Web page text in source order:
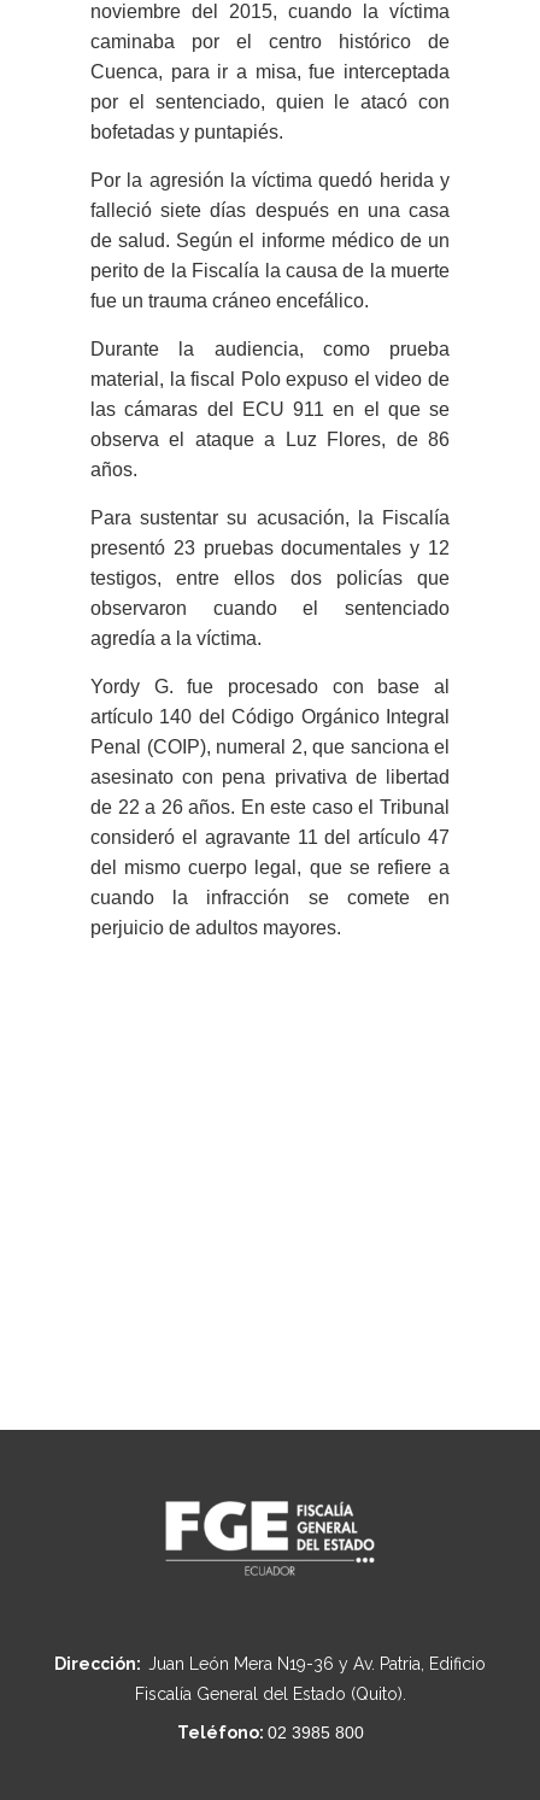
noviembre del 2015, cuando la víctima
caminaba por el centro histórico de
Cuenca, para ir a misa, fue interceptada
por el sentenciado, quien le atacó con
bofetadas y puntapiés.
Por la agresión la víctima quedó herida y
falleció siete días después en una casa
de salud. Según el informe médico de un
perito de la Fiscalía la causa de la muerte
fue un trauma cráneo encefálico.
Durante la audiencia, como prueba
material, la fiscal Polo expuso el video de
las cámaras del ECU 911 en el que se
observa el ataque a Luz Flores, de 86
años.
Para sustentar su acusación, la Fiscalía
presentó 23 pruebas documentales y 12
testigos, entre ellos dos policías que
observaron cuando el sentenciado
agredía a la víctima.
Yordy G. fue procesado con base al
artículo 140 del Código Orgánico Integral
Penal (COIP), numeral 2, que sanciona el
asesinato con pena privativa de libertad
de 22 a 26 años. En este caso el Tribunal
consideró el agravante 11 del artículo 47
del mismo cuerpo legal, que se refiere a
cuando la infracción se comete en
perjuicio de adultos mayores.
Dirección: Juan León Mera N19-36 y Av. Patria, Edificio
Fiscalía General del Estado (Quito).
Teléfono: 02 3985 800